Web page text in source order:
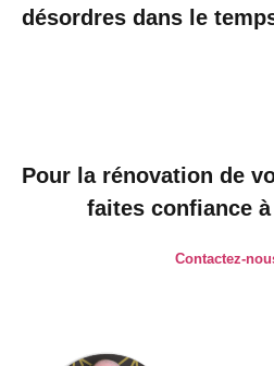
désordres dans le
Pour la rénovation de
faites confiance à
Contactez-